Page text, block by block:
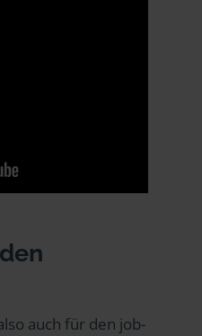
auch für den job-